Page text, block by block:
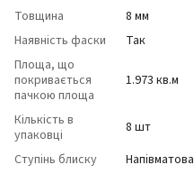
Товщина
8 мм
Наявність фаски
Так
Площа, що
покривається
пачкою площа
1.973 кв.м
Кількість в
упаковці
8 шт
Ступінь блиску
Напівматова